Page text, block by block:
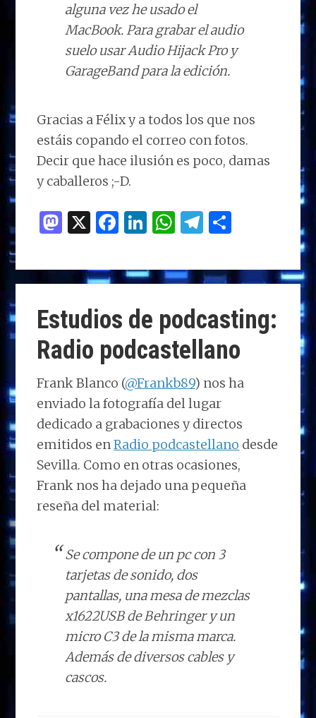
alguna vez he usado el
MacBook. Para grabar el audio
suelo usar Audio Hijack Pro y
GarageBand para la edición.
Gracias a Félix y a todos los que nos
estáis copando el correo con fotos.
Decir que hace ilusión es poco, damas
y caballeros ;-D.
M
to
d
o
n
X F
ce
b
o
o
k
Li
k
e
dI
n
W
at
s
A
p
p
T
e
g
ra
m
m
p
ar
ti
r
Estudios de podcasting:
Radio podcastellano
Frank Blanco (@Frankb89) nos ha
enviado la fotografía del lugar
dedicado a grabaciones y directos
emitidos enRadio podcastellano desde
Sevilla. Como en otras ocasiones,
Frank nos ha dejado una pequeña
reseña del material:
Se compone de un pc con 3
tarjetas de sonido, dos
pantallas, una mesa de mezclas
x1622USB de Behringer y un
micro C3 de la misma marca.
Además de diversos cables y
cascos.